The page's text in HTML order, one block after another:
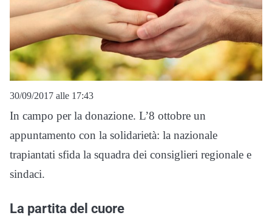
30/09/2017 alle 17:43
In campo per la donazione. L’8 ottobre un
appuntamento con la solidarietà: la nazionale
trapiantati sfida la squadra dei consiglieri regionale e
sindaci.
La partita del cuore